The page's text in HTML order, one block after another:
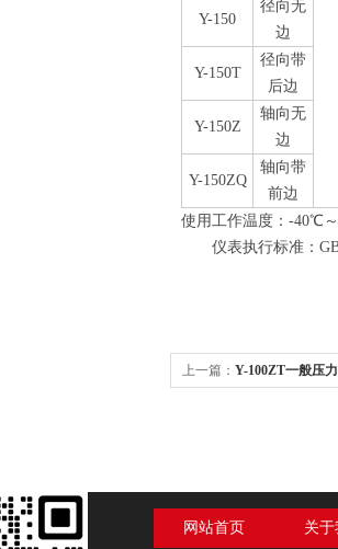
Y-150
径向无
边
Y-150T
径向带
后边
Y-150Z
轴向无
边
Y-150ZQ
轴向带
前边
使用工作温度：-40℃
仪表执行标准：
上一篇： Y-100ZT一般压
网站首页 关